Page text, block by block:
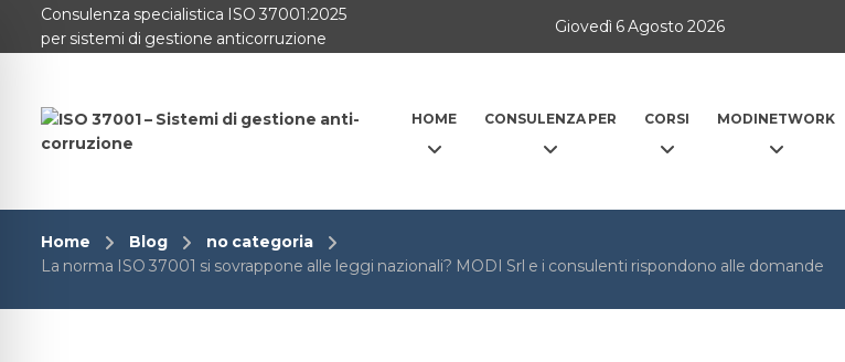
Consulenza specialistica ISO 37001:2025
per sistemi di gestione anticorruzione
Giovedì 6 Agosto 2026
HOME CONSULENZA PER CORSI MODINETWORK
Home Blog
no categoria
La norma ISO 37001 si sovrappone alle leggi nazionali? MODI Srl e i consulenti rispondono alle domande